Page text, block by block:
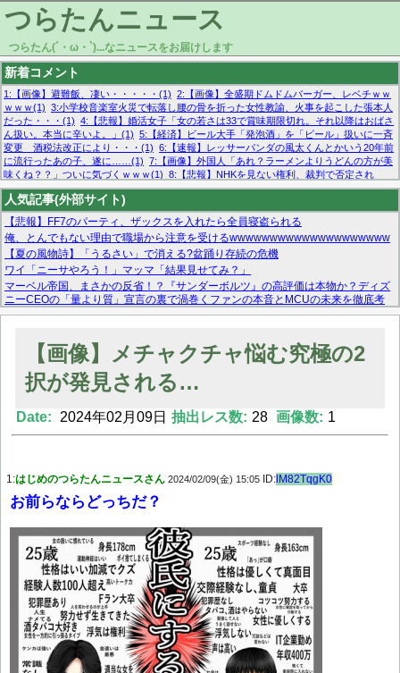
つらたんニュース
つらたん(´・ω・`)...なニュースをお届けします
新着コメント
1:【画像】避難飯、凄い・・・・・(1) 2:【画像】全盛期ドムドムバーガー、レベチｗｗ
ｗｗｗ(1) 3:小学校音楽室火災で転落し腰の骨を折った女性教諭、火事を起こした張本人
だった・・・(1) 4:【悲報】婚活女子「女の若さは33で賞味期限切れ。それ以降はおばさ
ん扱い。本当に辛いよ。」(1) 5:【経済】ビール大手「発泡酒」を「ビール」扱いに一斉
変更 酒税法改正により・・・(1) 6:【速報】レッサーパンダの風太くんとかいう20年前
に流行ったあの子、遂に……(1) 7:【画像】外国人「あれ？ラーメンよりうどんの方が美
味くね？？」ついに気づくｗｗｗ(1) 8:【悲報】NHKを見ない権利、裁判で否定され
る・・・(1) 9:欧州委員長「原発縮小は間違いでした」(1) 10:【悲報】日本企業の人手不
足、限界突破 52%「正社員も足りてません…」(1)
人気記事(外部サイト)
【悲報】FF7のパーティ、ザックスを入れたら全員寝盗られる
俺、とんでもない理由で職場から注意を受けるwwwwwwwwwwwwwwwwwwww
【夏の風物詩】「うるさい」で消える?盆踊り存続の危機
ワイ「ニーサやろう！」マッマ「結果見せてみ？」
マーベル帝国、まさかの反省！？『サンダーボルツ』の高評価は本物か？ディズ
ニーCEOの「量より質」宣言の裏で渦巻くファンの本音とMCUの未来を徹底考
察！
【画像あり】FacebookとかTwitterで拾ったエロ画像貼ってくよ
【画像】メチャクチャ悩む究極の2
択が発見される…
Date: 2024年02月09日 抽出レス数: 28 画像数: 1
1:はじめのつらたんニュースさん 2024/02/09(金) 15:05 ID: lM82TqgK0
お前らならどっちだ？